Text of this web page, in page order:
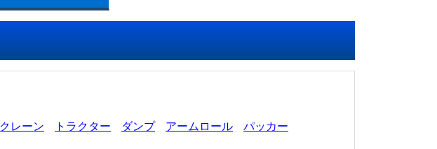
クレーン トラクター ダンプ アームロール
パッカー